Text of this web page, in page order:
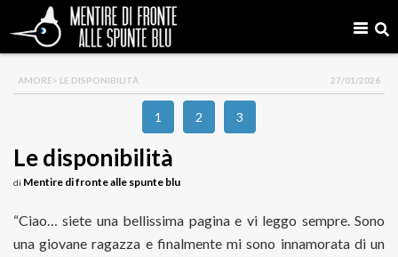
AMORE> LE DISPONIBILITÀ 27/01/2026
1 2 3
Le disponibilità
di Mentire di fronte alle spunte blu
“Ciao… siete una bellissima pagina e vi leggo sempre. Sono
una giovane ragazza e finalmente mi sono innamorata di un